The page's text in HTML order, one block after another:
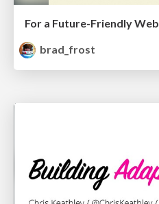
For a Future-Friendly Web
brad_frost